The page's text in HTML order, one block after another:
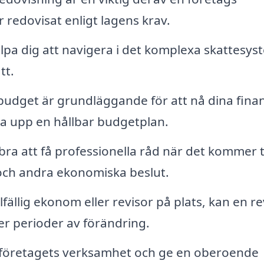
enligt lagens krav.
dig att navigera i det komplexa
är grundläggande för att nå dina
upp en hållbar budgetplan.
att få professionella råd när det kommer
andra ekonomiska beslut.
ekonom eller revisor på plats, kan en
perioder av förändring.
verksamhet och ge en oberoende